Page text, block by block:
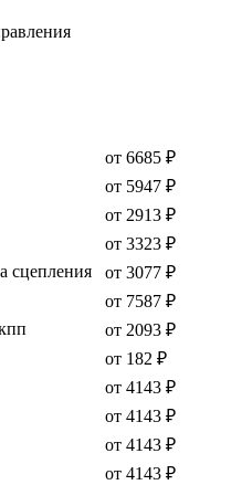
от 6685 ₽
от 5947 ₽
от 2913 ₽
от 3323 ₽
сцепления
от 3077 ₽
от 7587 ₽
от 2093 ₽
от 182 ₽
от 4143 ₽
от 4143 ₽
от 4143 ₽
от 4143 ₽